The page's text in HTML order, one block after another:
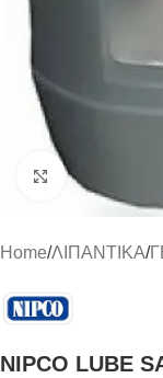
Click to
Home/ΛΙΠΑΝΤΙΚΑ/
NIPCO LUBE